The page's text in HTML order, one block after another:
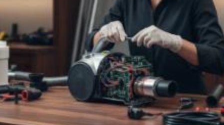
Il costo medio per riparare aspirapolvere va da
20€ a 150€
Vuoi sapere il prezzo preciso per riparare aspirapolvere? Ottieni
preventivi gratuiti.
È completamente gratuito
Trova centri assistenza